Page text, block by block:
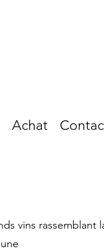
Achat
vins rassemblant